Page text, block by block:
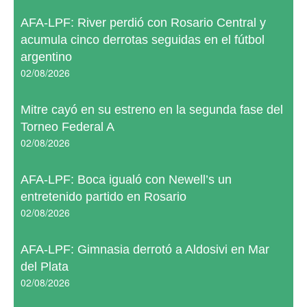
AFA-LPF: River perdió con Rosario Central y
acumula cinco derrotas seguidas en el fútbol
argentino
02/08/2026
Mitre cayó en su estreno en la segunda fase del
Torneo Federal A
02/08/2026
AFA-LPF: Boca igualó con Newell’s un
entretenido partido en Rosario
02/08/2026
AFA-LPF: Gimnasia derrotó a Aldosivi en Mar
del Plata
02/08/2026